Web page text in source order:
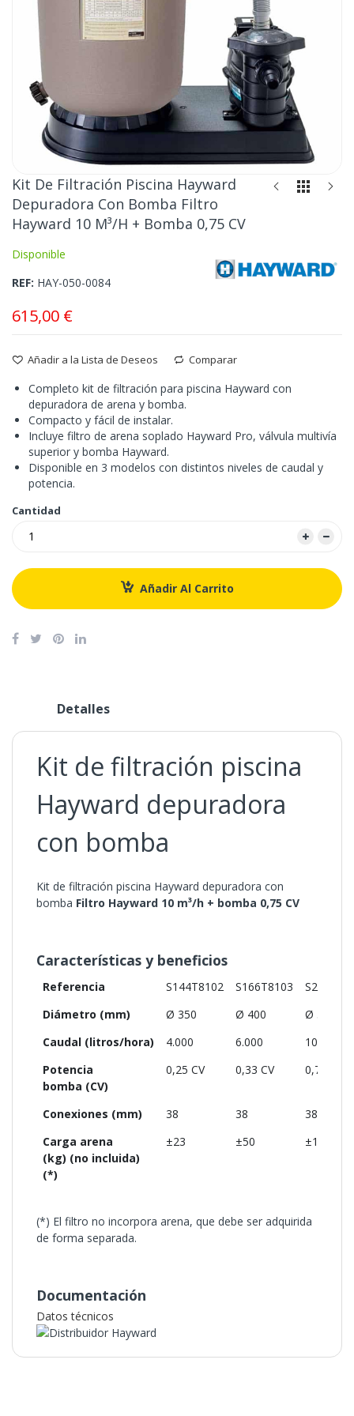
Saltar
al
comienzo
de
la
galería
de
Kit De Filtración Piscina Hayward
Depuradora Con Bomba Filtro
Hayward 10 M³/h + Bomba 0,75 CV
Disponible
REF HAY-050-0084
615,00 €
Añadir a la Lista de Deseos Comparar
Completo kit de filtración para piscina Hayward con
depuradora de arena y bomba.
Compacto y fácil de instalar.
Incluye filtro de arena soplado Hayward Pro, válvula multivía
superior y bomba Hayward.
Disponible en 3 modelos con distintos niveles de caudal y
potencia.
Cantidad
Añadir Al Carrito
Detalles
Kit de filtración piscina
Hayward depuradora
con bomba
Kit de filtración piscina Hayward depuradora con
bomba Filtro Hayward 10 m³/h + bomba 0,75 CV
Características y beneficios
Referencia S144T8102 S166T8103
Diámetro (mm)
Ø 350 Ø 400
Ø 520
Caudal (litros/hora)
4.000 6.000
10.000
Potencia
bomba (CV)
0,25 CV 0,33 CV 0,75 CV
Conexiones (mm) 38 38
38
Carga arena
(kg) (no incluida)
(*)
±23 ±50 ±100
(*) El filtro no incorpora arena, que debe ser adquirida
de forma separada.
Documentación
Datos técnicos